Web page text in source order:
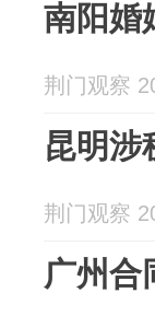
南阳婚
荆门观察
昆明涉
荆门观察
广州合